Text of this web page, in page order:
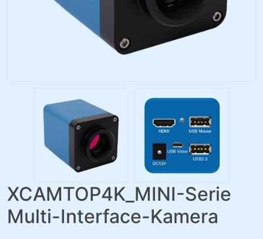
XCAMTOP4K_MINI-Serie
Multi-Interface-Kamera